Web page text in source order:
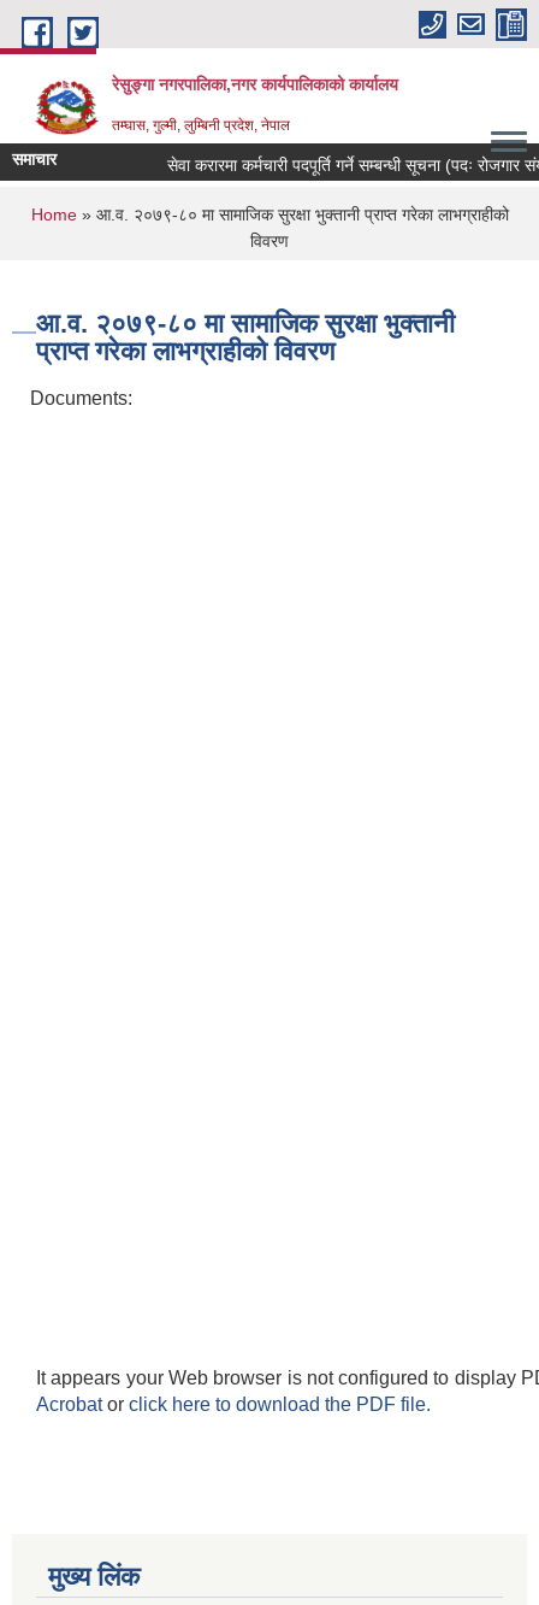
Skip to main content
रेसुङ्गा नगरपालिका,नगर कार्यपालिकाको कार्यालय
तम्घास, गुल्मी, लुम्बिनी प्रदेश, नेपाल
समाचार सेवा करारमा कर्मचारी पदपूर्ति गर्ने सम्बन्धी सूचना (पदः रोजगार
You are here
Home» आ.व. २०७९-८० मा सामाजिक सुरक्षा भुक्तानी प्राप्त गरेका लाभग्राहीको
विवरण
आ.व. २०७९-८० मा सामाजिक सुरक्षा भुक्तानी
प्राप्त गरेका लाभग्राहीको विवरण
Documents:
It appears your Web browser is not configured to display
Acrobator click here to download the PDF file.
मुख्य लिंक